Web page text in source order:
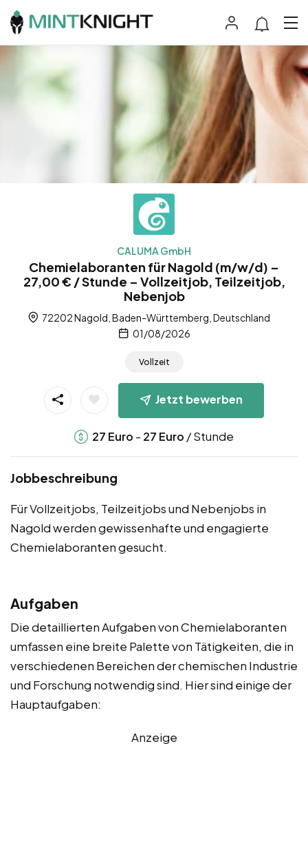
CALUMA GmbH
Chemielaboranten für Nagold (m/w/d) –
27,00 € / Stunde – Vollzeitjob, Teilzeitjob,
Nebenjob
72202 Nagold, Baden-Württemberg, Deutschland
01/08/2026
Vollzeit
Jetzt bewerben
27 Euro - 27 Euro / Stunde
Jobbeschreibung
Für Vollzeitjobs, Teilzeitjobs und Nebenjobs in
Nagold werden gewissenhafte und engagierte
Chemielaboranten gesucht.
Aufgaben
Die detaillierten Aufgaben von Chemielaboranten
umfassen eine breite Palette von Tätigkeiten, die in
verschiedenen Bereichen der chemischen Industrie
und Forschung notwendig sind. Hier sind einige der
Hauptaufgaben:
Anzeige